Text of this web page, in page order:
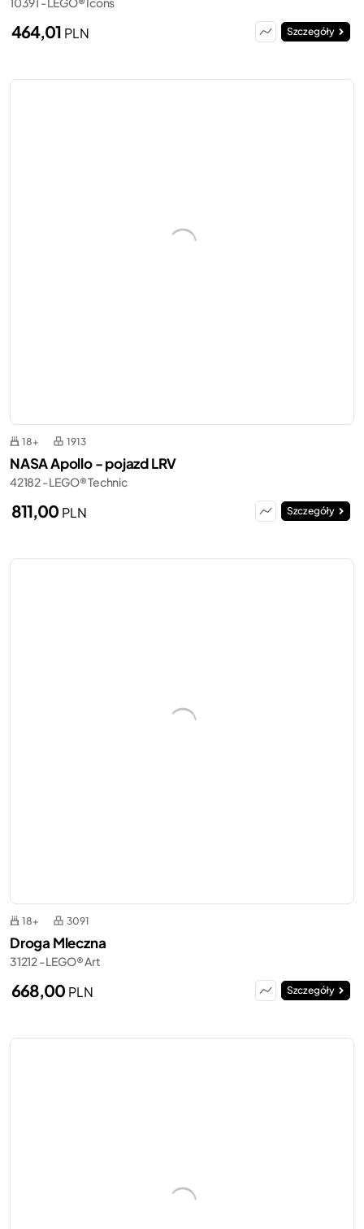
464,01 PLN Szczegóły
18+ 1913
NASA Apollo - pojazd LRV
42182 - LEGO® Technic
811,00 PLN Szczegóły
18+ 3091
Droga Mleczna
31212 - LEGO® Art
668,00 PLN Szczegóły